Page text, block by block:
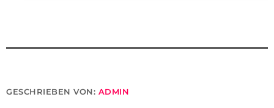
GESCHRIEBEN VON: ADMIN